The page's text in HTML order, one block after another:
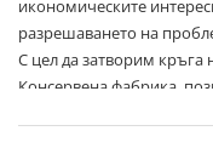
икономическите
разрешаването на
С цел да затворим кръга
Консервена фабрика,
на нейната дейност е
зеленчукови консерви